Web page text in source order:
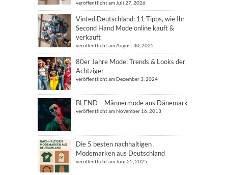
veröffentlicht am Juli 27, 2026
Vinted Deutschland: 11 Tipps, wie Ihr
Second Hand Mode online kauft &
verkauft
veröffentlicht am August 30, 2025
80er Jahre Mode: Trends & Looks der
Achtziger
veröffentlicht am Dezember 3, 2024
BLEND – Männermode aus Dänemark
veröffentlicht am November 16, 2013
Die 5 besten nachhaltigen
Modemarken aus Deutschland
veröffentlicht am Juni 25, 2025